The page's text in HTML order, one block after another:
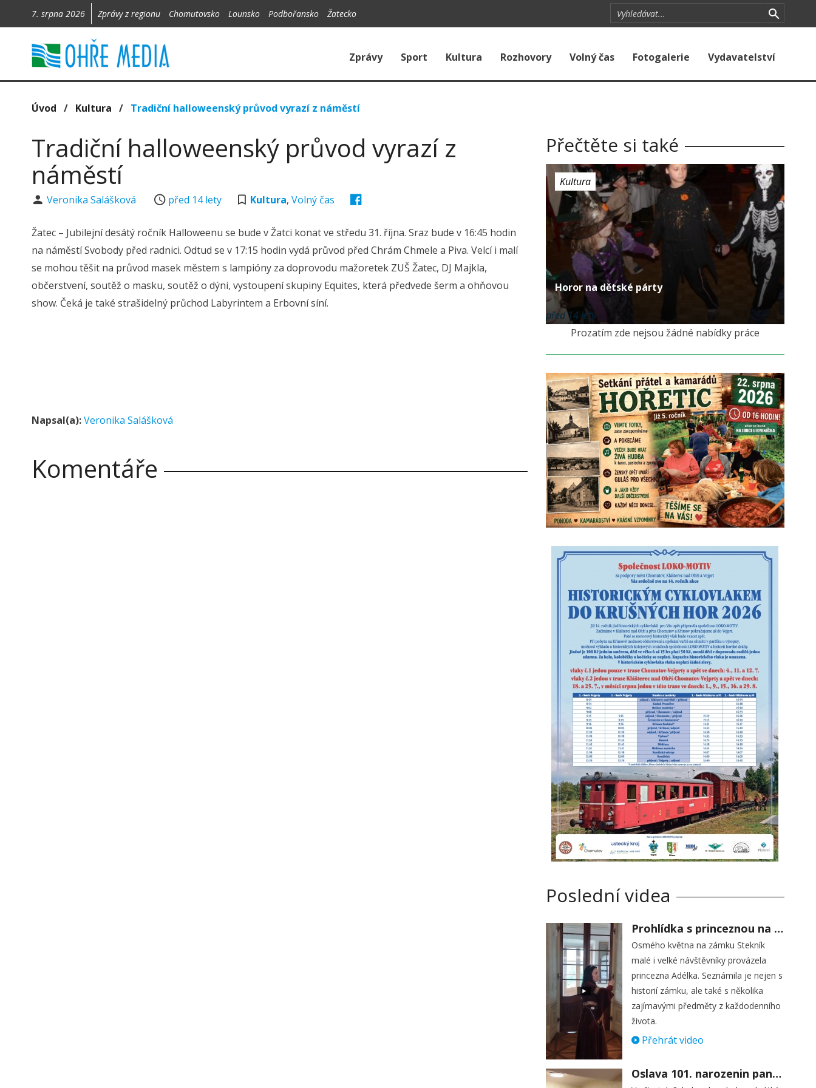
7. srpna 2026 Zprávy z regionu Chomutovsko Lounsko Podbořansko Žatecko
Zprávy Sport Kultura Rozhovory Volný čas Fotogalerie Vydavatelství
Úvod / Kultura / Tradiční halloweenský průvod vyrazí z náměstí
Tradiční halloweenský průvod vyrazí z
náměstí
Veronika Salášková před 14 lety Kultura,Volný čas
Žatec – Jubilejní desátý ročník Halloweenu se bude v Žatci konat ve středu 31. října. Sraz bude v 16:45 hodin
na náměstí Svobody před radnici. Odtud se v 17:15 hodin vydá průvod před Chrám Chmele a Piva. Velcí i malí
se mohou těšit na průvod masek městem s lampióny za doprovodu mažoretek ZUŠ Žatec, DJ Majkla,
občerstvení, soutěž o masku, soutěž o dýni, vystoupení skupiny Equites, která předvede šerm a ohňovou
show. Čeká je také strašidelný průchod Labyrintem a Erbovní síní.
Napsal(a):Veronika Salášková
Komentáře
Přečtěte si také
Kultura
Horor na dětské párty
před 14 lety
Prozatím zde nejsou žádné nabídky práce
Poslední videa
Prohlídka s princeznou na zámku Stekník
Osmého května na zámku Stekník
malé i velké návštěvníky provázela
princezna Adélka. Seznámila je nejen s
historií zámku, ale také s několika
zajímavými předměty z každodenního
života.
Přehrát video
Oslava 101. narozenin paní Věry Skořepové